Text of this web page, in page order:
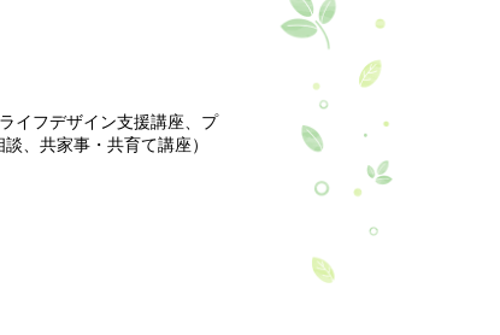
イフデザイン支援講座、プ
、共家事・共育て講座）